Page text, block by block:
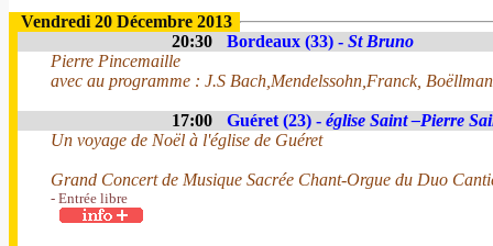
Vendredi 20 Décembre 2013
20:30
Bordeaux (33) - St Bruno
Pierre Pincemaille
avec au programme : J.S Bach,Mendelssohn,Franck,
17:00 Guéret (23) - église Saint –Pierre
Un voyage de Noël à l'église de Guéret
Grand Concert de Musique Sacrée Chant-Orgue du Duo
- Entrée libre